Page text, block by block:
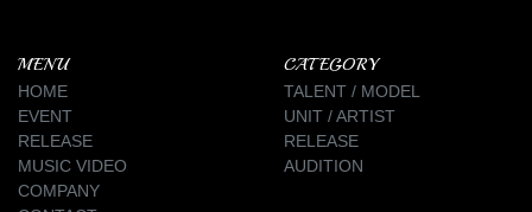
MENU
HOME
EVENT
RELEASE
MUSIC VIDEO
COMPANY
CATEGORY
TALENT / MODEL
UNIT / ARTIST
RELEASE
AUDITION